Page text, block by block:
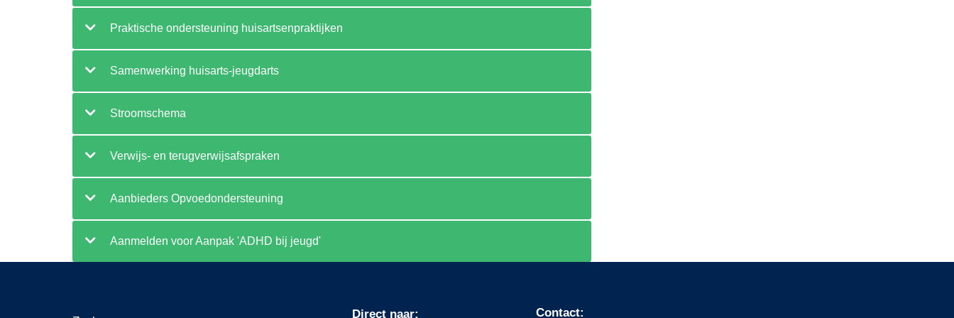
Praktische ondersteuning huisartsenpraktijken
Samenwerking huisarts-jeugdarts
Stroomschema
Verwijs- en terugverwijsafspraken
Aanbieders Opvoedondersteuning
Aanmelden voor Aanpak 'ADHD bij jeugd'
Direct naar: Contact: